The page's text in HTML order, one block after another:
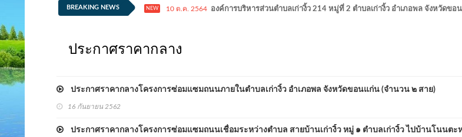
BREAKING NEWS NEW 10 ต.ค. 2564 องค์การบริหารส่วนตำบลเก่างิ้ว 214 หมู่ที่ 2 ตำบลเก่างิ้ว อำเภอพล จังหวัดข
ประกาศราคากลาง
ประกาศราคากลางโครงการซ่อมแซมถนนภายในตำบลเก่างิ้ว อำเภอพล จังหวัดขอนแก่น (จำนวน ๒ สาย)
16 กันยายน 2562
ประกาศราคากลางโครงการซ่อมแซมถนนเชื่อมระหว่างตำบล สายบ้านเก่างิ้ว หมู่ ๑ ตำบลเก่างิ้ว ไปบ้านโนนตะ